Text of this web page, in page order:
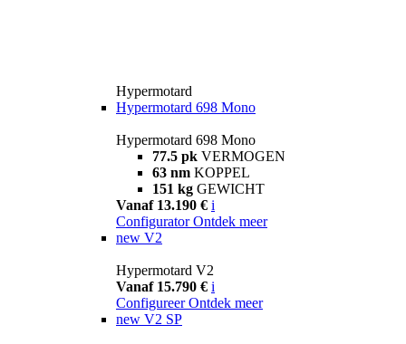
Hypermotard
Hypermotard 698 Mono
Hypermotard 698 Mono
77.5 pk VERMOGEN
63 nm KOPPEL
151 kg GEWICHT
Vanaf 13.190 € i
Configurator Ontdek meer
new V2
Hypermotard V2
Vanaf 15.790 € i
Configureer Ontdek meer
new V2 SP